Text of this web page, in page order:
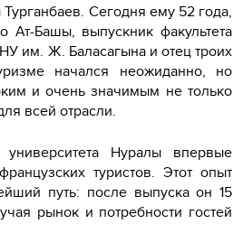
Сегодня ему 52 года,
Ат-Башы, выпускник факультета
им. Ж. Баласагына и отец троих
начался неожиданно, но
и очень значимым не только
всей отрасли.
Нуралы впервые
туристов. Этот опыт
путь: после выпуска он 15
рынок и потребности гостей